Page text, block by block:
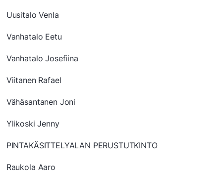
Uusitalo Venla
Vanhatalo Eetu
Vanhatalo Josefiina
Viitanen Rafael
Vähäsantanen Joni
Ylikoski Jenny
PINTAKÄSITTELYALAN PERUSTUTKINTO
Raukola Aaro